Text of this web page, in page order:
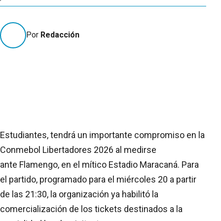
Por Redacción
Estudiantes, tendrá un importante compromiso en la
Conmebol Libertadores 2026 al medirse
ante Flamengo, en el mítico Estadio Maracaná. Para
el partido, programado para el miércoles 20 a partir
de las 21:30, la organización ya habilitó la
comercialización de los tickets destinados a la